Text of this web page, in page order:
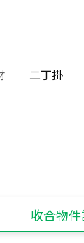
二丁掛
收合物